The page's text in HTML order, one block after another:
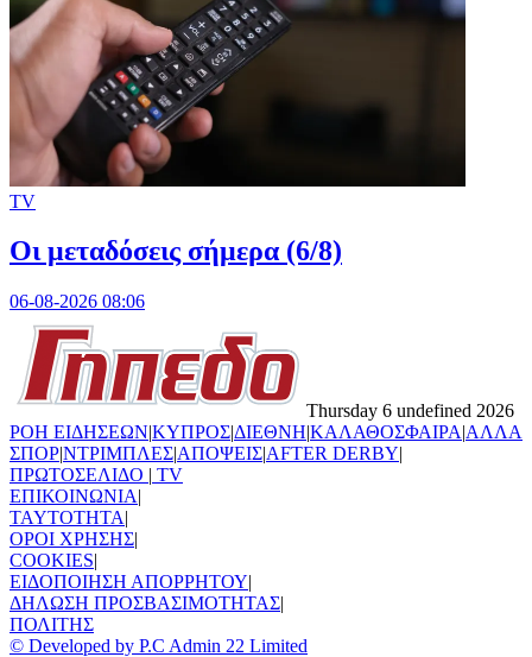
TV
Οι μεταδόσεις σήμερα (6/8)
06-08-2026 08:06
Thursday 6 undefined 2026
ΡΟΗ ΕΙΔΗΣΕΩΝ|ΚΥΠΡΟΣ|ΔΙΕΘΝΗ|ΚΑΛΑΘΟΣΦΑΙΡΑ|ΑΛΛΑ
ΣΠΟΡ|ΝΤΡΙΜΠΛΕΣ|ΑΠΟΨΕΙΣ|AFTER DERBY|
ΠΡΩΤΟΣΕΛΙΔΟ | TV
ΕΠΙΚΟΙΝΩΝΙΑ|
TAYTOTHTA|
ΟΡΟΙ ΧΡΗΣΗΣ|
COOKIES|
ΕΙΔΟΠΟΙΗΣΗ ΑΠΟΡΡΗΤΟΥ|
ΔΗΛΩΣΗ ΠΡΟΣΒΑΣΙΜΟΤΗΤΑΣ|
ΠΟΛΙΤΗΣ
© Developed by P.C Admin 22 Limited